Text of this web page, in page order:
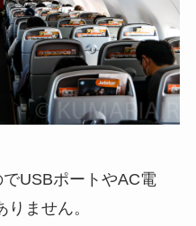
USBポートやAC電
ません。